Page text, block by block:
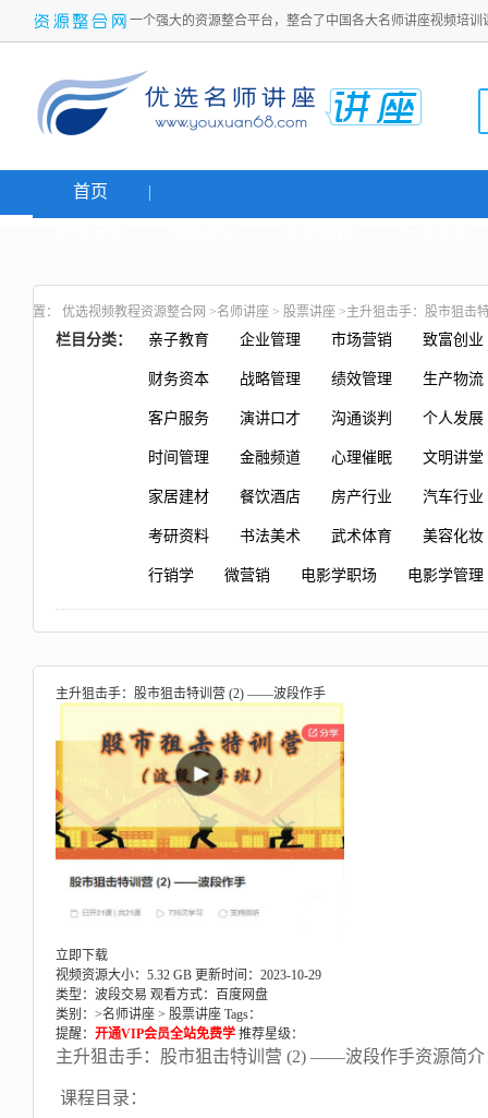
一个强大的资源整合平台，整合了中国各大名师讲座视频培
首页
置： 优选视频教程资源整合网 >名师讲座 > 股票讲座 >主升狙击手：股市狙
栏目分类： 亲子教育 企业管理 市场营销 致富创业
财务资本 战略管理 绩效管理 生产物流
客户服务 演讲口才 沟通谈判 个人发展
时间管理 金融频道 心理催眠 文明讲堂
家居建材 餐饮酒店 房产行业 汽车行业
考研资料 书法美术 武术体育 美容化妆
行销学 微营销 电影学职场 电影学管理
主升狙击手：股市狙击特训营 (2) ——波段作手
立即下载
视频资源大小：5.32 GB 更新时间：2023-10-29
类型：波段交易 观看方式：百度网盘
类别：>名师讲座 > 股票讲座 Tags：
提醒： 开通VIP会员全站免费学 推荐星级：
主升狙击手：股市狙击特训营 (2) ——波段作手资源简介
课程目录：